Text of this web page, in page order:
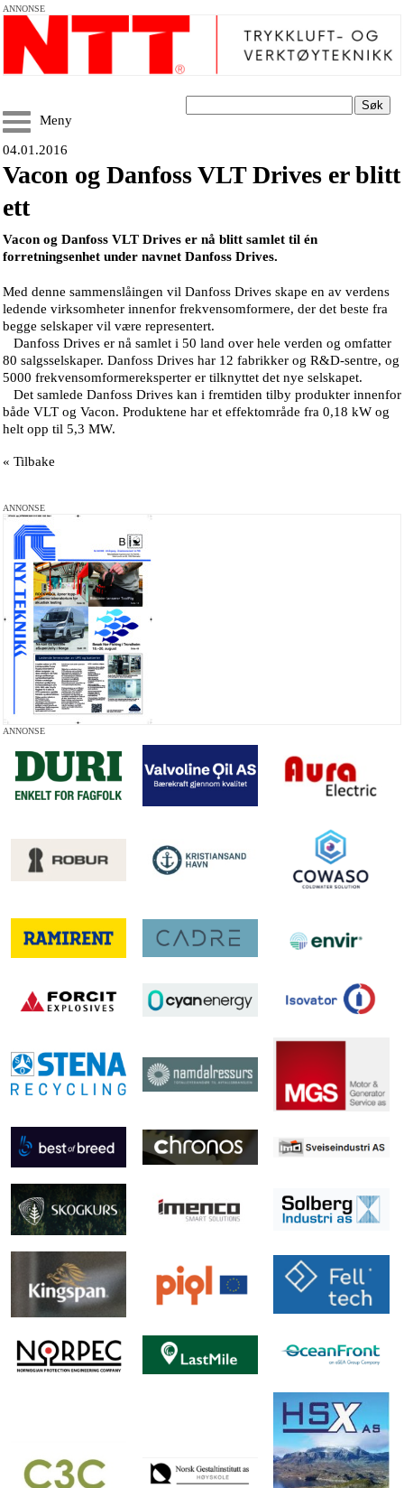
ANNONSE
Søk
Meny
04.01.2016
Vacon og Danfoss VLT Drives er blitt
ett
Vacon og Danfoss VLT Drives er nå blitt samlet til én
forretningsenhet under navnet Danfoss Drives.
Med denne sammenslåingen vil Danfoss Drives skape en av verdens
ledende virksomheter innenfor frekvensomformere, der det beste fra
begge selskaper vil være representert.
Danfoss Drives er nå samlet i 50 land over hele verden og omfatter
80 salgsselskaper. Danfoss Drives har 12 fabrikker og R&D-sentre, og
5000 frekvensomformereksperter er tilknyttet det nye selskapet.
Det samlede Danfoss Drives kan i fremtiden tilby produkter innenfor
både VLT og Vacon. Produktene har et effektområde fra 0,18 kW og
helt opp til 5,3 MW.
« Tilbake
ANNONSE
ANNONSE